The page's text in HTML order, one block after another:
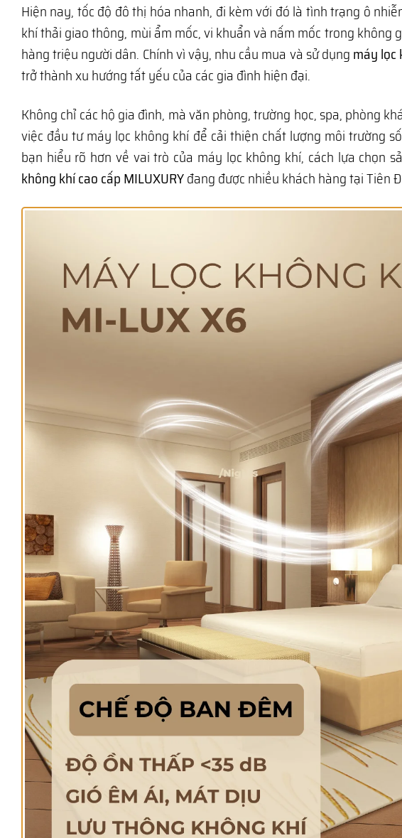
Hiện nay, tốc độ đô thị hóa nhanh, đi kèm với đó là tình trạng ô
khí thải giao thông, mùi ẩm mốc, vi khuẩn và nấm mốc trong không
hàng triệu người dân. Chính vì vậy, nhu cầu mua và sử dụng máy lọc
trở thành xu hướng tất yếu của các gia đình hiện đại.
Không chỉ các hộ gia đình, mà văn phòng, trường học, spa, phòng
việc đầu tư máy lọc không khí để cải thiện chất lượng môi trường
bạn hiểu rõ hơn về vai trò của máy lọc không khí, cách lựa chọn
không khí cao cấp MILUXURYđang được nhiều khách hàng tại Tiên